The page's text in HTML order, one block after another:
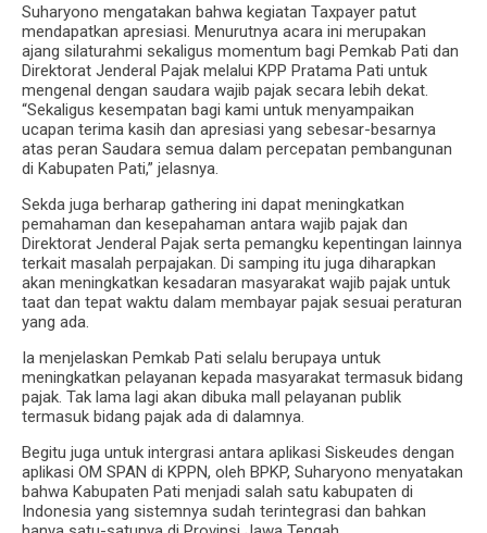
Suharyono mengatakan bahwa kegiatan Taxpayer patut
mendapatkan apresiasi. Menurutnya acara ini merupakan
ajang silaturahmi sekaligus momentum bagi Pemkab Pati dan
Direktorat Jenderal Pajak melalui KPP Pratama Pati untuk
mengenal dengan saudara wajib pajak secara lebih dekat.
“Sekaligus kesempatan bagi kami untuk menyampaikan
ucapan terima kasih dan apresiasi yang sebesar-besarnya
atas peran Saudara semua dalam percepatan pembangunan
di Kabupaten Pati,” jelasnya.
Sekda juga berharap gathering ini dapat meningkatkan
pemahaman dan kesepahaman antara wajib pajak dan
Direktorat Jenderal Pajak serta pemangku kepentingan lainnya
terkait masalah perpajakan. Di samping itu juga diharapkan
akan meningkatkan kesadaran masyarakat wajib pajak untuk
taat dan tepat waktu dalam membayar pajak sesuai peraturan
yang ada.
Ia menjelaskan Pemkab Pati selalu berupaya untuk
meningkatkan pelayanan kepada masyarakat termasuk bidang
pajak. Tak lama lagi akan dibuka mall pelayanan publik
termasuk bidang pajak ada di dalamnya.
Begitu juga untuk intergrasi antara aplikasi Siskeudes dengan
aplikasi OM SPAN di KPPN, oleh BPKP, Suharyono menyatakan
bahwa Kabupaten Pati menjadi salah satu kabupaten di
Indonesia yang sistemnya sudah terintegrasi dan bahkan